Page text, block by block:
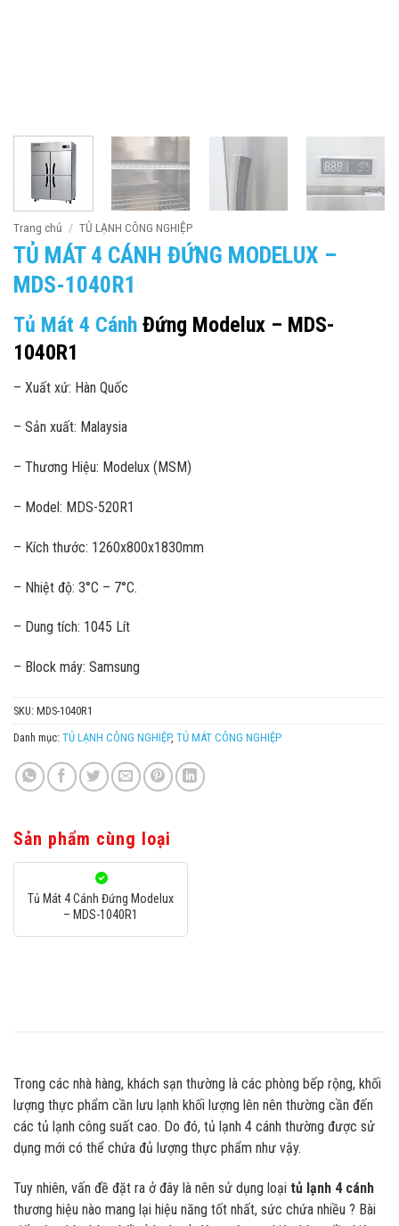
Trang chủ / TỦ LẠNH CÔNG NGHIỆP
TỦ MÁT 4 CÁNH ĐỨNG MODELUX –
MDS-1040R1
Tủ Mát 4 Cánh Đứng Modelux – MDS-
1040R1
– Xuất xứ: Hàn Quốc
– Sản xuất: Malaysia
– Thương Hiệu: Modelux (MSM)
– Model: MDS-520R1
– Kích thước: 1260x800x1830mm
– Nhiệt độ: 3°C – 7°C.
– Dung tích: 1045 Lít
– Block máy: Samsung
SKU: MDS-1040R1
Danh mục: TỦ LẠNH CÔNG NGHIỆP, TỦ MÁT CÔNG NGHIỆP
Sản phẩm cùng loại
Tủ Mát 4 Cánh Đứng Modelux
– MDS-1040R1
Trong các nhà hàng, khách sạn thường là các phòng bếp rộng, khối
lượng thực phẩm cần lưu lạnh khối lượng lên nên thường cần đến
các tủ lạnh công suất cao. Do đó, tủ lạnh 4 cánh thường được sử
dụng mới có thể chứa đủ lượng thực phẩm như vậy.
Tuy nhiên, vấn đề đặt ra ở đây là nên sử dụng loại tủ lạnh 4 cánh
thương hiệu nào mang lại hiệu năng tốt nhất, sức chứa nhiều ? Bài